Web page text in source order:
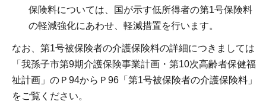
保険料については、国が示す低所得者の第1号保険料
の軽減強化にあわせ、軽減措置を行います。
なお、第1号被保険者の介護保険料の詳細につきましては
「我孫子市第9期介護保険事業計画・第10次高齢者保健福
祉計画」のＰ94からＰ96「第1号被保険者の介護保険料」
をご覧ください。